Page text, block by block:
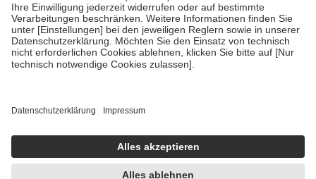
• Untersuchungen zur Vorsorge und Früherkennung, die von der
GKV getragen werden
• empfohlenen Schutzimpfungen
• Harn- und Blutteststreifen
getroffen, um sicherzustellen, dass es sich um echte Bewertungen
https://help.etrusted.com/hc/de/articles/4419944605341
Einige Bilder und Inhalte wurden unter Zuhilfenahme künstlicher